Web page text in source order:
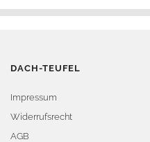
DACH-TEUFEL
Impressum
Widerrufsrecht
AGB